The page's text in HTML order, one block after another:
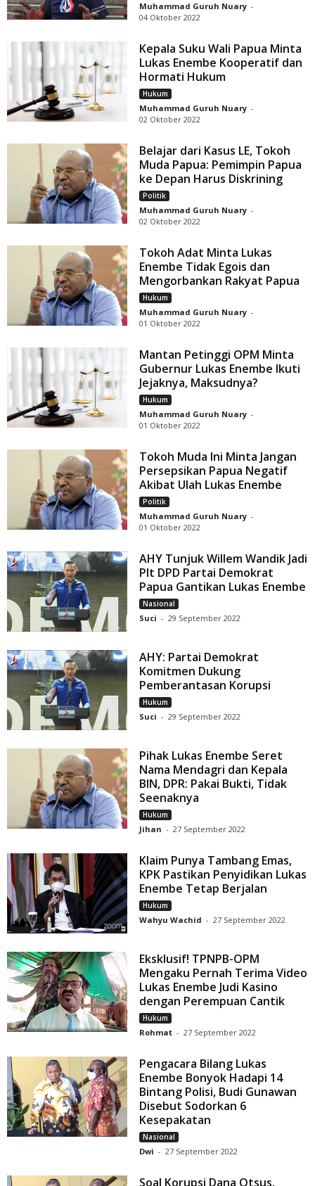
Muhammad Guruh Nuary -
04 Oktober 2022
Kepala Suku Wali Papua Minta
Lukas Enembe Kooperatif dan
Hormati Hukum
Hukum
Muhammad Guruh Nuary -
02 Oktober 2022
Belajar dari Kasus LE, Tokoh
Muda Papua: Pemimpin Papua
ke Depan Harus Diskrining
Politik
Muhammad Guruh Nuary -
02 Oktober 2022
Tokoh Adat Minta Lukas
Enembe Tidak Egois dan
Mengorbankan Rakyat Papua
Hukum
Muhammad Guruh Nuary -
01 Oktober 2022
Mantan Petinggi OPM Minta
Gubernur Lukas Enembe Ikuti
Jejaknya, Maksudnya?
Hukum
Muhammad Guruh Nuary -
01 Oktober 2022
Tokoh Muda Ini Minta Jangan
Persepsikan Papua Negatif
Akibat Ulah Lukas Enembe
Politik
Muhammad Guruh Nuary -
01 Oktober 2022
AHY Tunjuk Willem Wandik Jadi
Plt DPD Partai Demokrat
Papua Gantikan Lukas Enembe
Nasional
Suci - 29 September 2022
AHY: Partai Demokrat
Komitmen Dukung
Pemberantasan Korupsi
Hukum
Suci - 29 September 2022
Pihak Lukas Enembe Seret
Nama Mendagri dan Kepala
BIN, DPR: Pakai Bukti, Tidak
Seenaknya
Hukum
Jihan - 27 September 2022
Klaim Punya Tambang Emas,
KPK Pastikan Penyidikan Lukas
Enembe Tetap Berjalan
Hukum
Wahyu Wachid - 27 September 2022
Eksklusif! TPNPB-OPM
Mengaku Pernah Terima Video
Lukas Enembe Judi Kasino
dengan Perempuan Cantik
Hukum
Rohmat - 27 September 2022
Pengacara Bilang Lukas
Enembe Bonyok Hadapi 14
Bintang Polisi, Budi Gunawan
Disebut Sodorkan 6
Kesepakatan
Nasional
Dwi - 27 September 2022
Soal Korupsi Dana Otsus,